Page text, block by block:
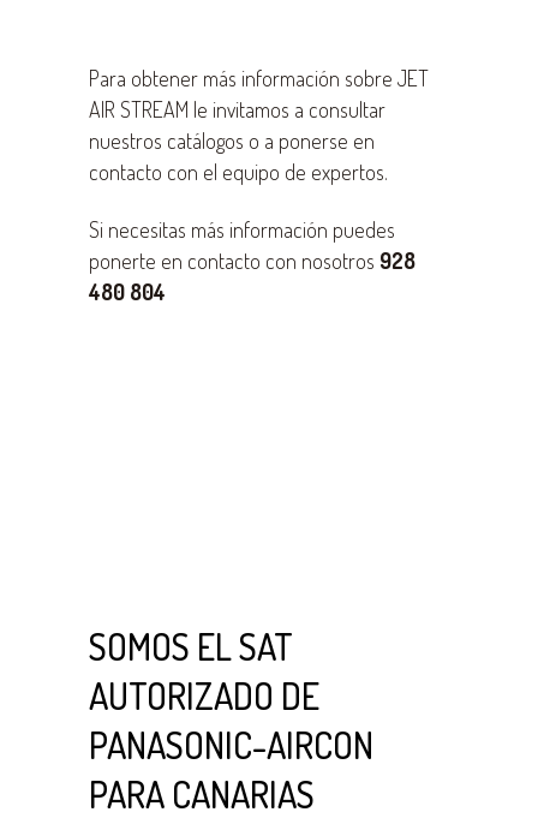
Para obtener más información sobre JET
AIR STREAM le invitamos a consultar
nuestros catálogos o a ponerse en
contacto con el equipo de expertos.
Si necesitas más información puedes
ponerte en contacto con nosotros 928
480 804
SOMOS EL SAT
AUTORIZADO DE
PANASONIC-AIRCON
PARA CANARIAS